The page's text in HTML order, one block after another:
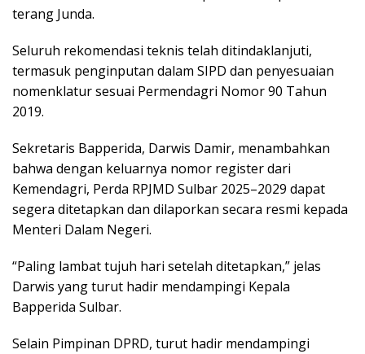
terang Junda.
Seluruh rekomendasi teknis telah ditindaklanjuti,
termasuk penginputan dalam SIPD dan penyesuaian
nomenklatur sesuai Permendagri Nomor 90 Tahun
2019.
Sekretaris Bapperida, Darwis Damir, menambahkan
bahwa dengan keluarnya nomor register dari
Kemendagri, Perda RPJMD Sulbar 2025–2029 dapat
segera ditetapkan dan dilaporkan secara resmi kepada
Menteri Dalam Negeri.
“Paling lambat tujuh hari setelah ditetapkan,” jelas
Darwis yang turut hadir mendampingi Kepala
Bapperida Sulbar.
Selain Pimpinan DPRD, turut hadir mendampingi